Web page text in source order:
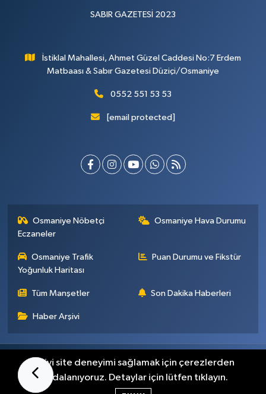
SABIR GAZETESİ 2023
İstiklal Mahallesi, Ahmet Güzel Caddesi No:7 Erdem
Matbaası & Sabır Gazetesi Düziçi/Osmaniye
0552 551 53 53
[email protected]
Osmaniye Nöbetçi
Eczaneler
Osmaniye Hava Durumu
Osmaniye Trafik
Yoğunluk Haritası
Puan Durumu ve Fikstür
Tüm Manşetler Son Dakika Haberleri
Haber Arşivi
Künye İletişim Gizlilik Sözleşmesi
En iyi site deneyimi sağlamak için çerezlerden
faydalanıyoruz. Detaylar için lütfen tıklayın.